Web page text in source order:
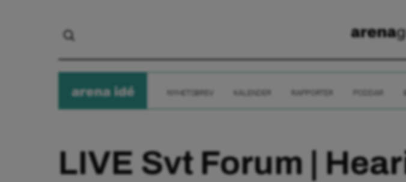
arenaide KALENDER RAPPORTER
LIVE Svt Forum |